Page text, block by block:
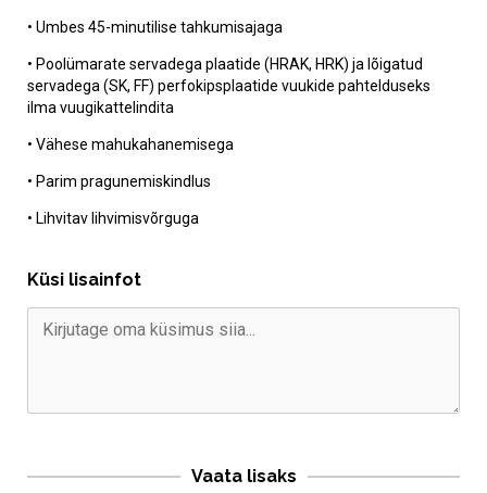
• Umbes 45-minutilise tahkumisajaga
• Poolümarate servadega plaatide (HRAK, HRK) ja lõigatud
servadega (SK, FF) perfokipsplaatide vuukide pahtelduseks
ilma vuugikattelindita
• Vähese mahukahanemisega
• Parim pragunemiskindlus
• Lihvitav lihvimisvõrguga
Küsi lisainfot
Vaata lisaks